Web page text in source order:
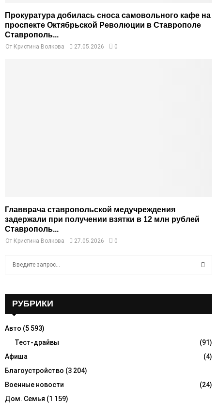
Прокуратура добилась сноса самовольного кафе на
проспекте Октябрьской Революции в Ставрополе
Ставрополь...
От Кристина Волкова 27.05.2026 0
Главврача ставропольской медучреждения
задержали при получении взятки в 12 млн рублей
Ставрополь...
От Кристина Волкова 27.05.2026 0
o
R
C
H
РУБРИКИ
Авто (5 593)
Тест-драйвы
(91)
Афиша
(4)
Благоустройство (3 204)
Военные новости
(24)
Дом. Семья (1 159)